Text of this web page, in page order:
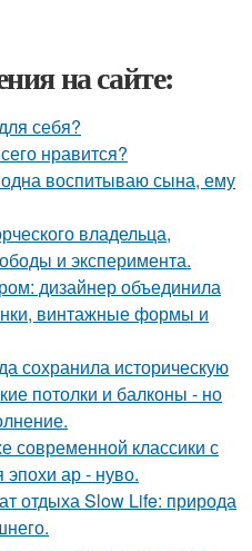
на сайте:
себя?
нравится?
воспитываю сына, ему
владельца,
и эксперимента.
дизайнер объединила
винтажные формы и
сохранила историческую
потолки и балконы - но
современной классики с
ар - нуво.
отдыха Slow Life: природа